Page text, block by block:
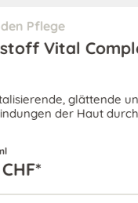
beruhigende
Erhöhung der